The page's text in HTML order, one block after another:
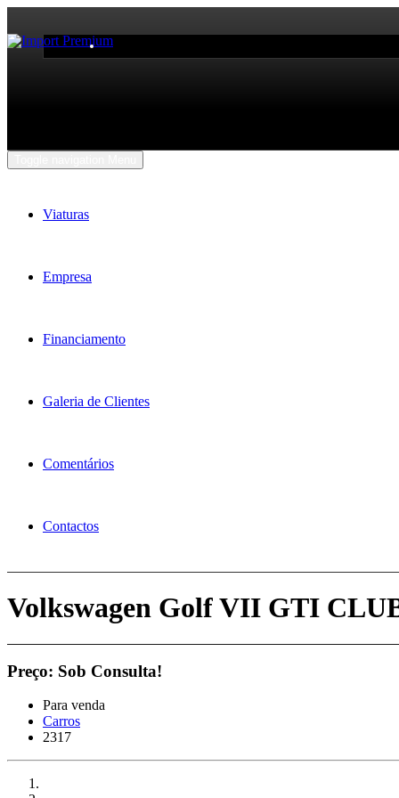
Viaturas
Empresa
Financiamento
Galeria de Clientes
Comentários
Contactos
Volkswagen Golf VII GTI
Preço: Sob Consulta!
Para venda
Carros
2317